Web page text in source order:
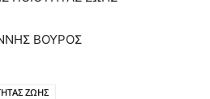
ΒΟΥΡΟΣ
ΖΩΗΣ